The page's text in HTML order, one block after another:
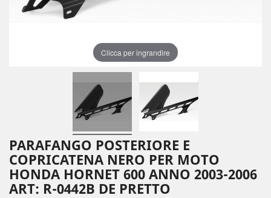
Clicca per ingrandire
PARAFANGO POSTERIORE E
COPRICATENA NERO PER MOTO
HONDA HORNET 600 ANNO 2003-2006
ART: R-0442B DE PRETTO